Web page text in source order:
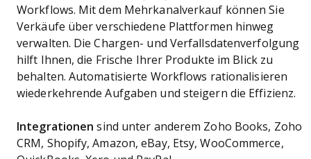
Workflows. Mit dem Mehrkanalverkauf können Sie
Verkäufe über verschiedene Plattformen hinweg
verwalten. Die Chargen- und Verfallsdatenverfolgung
hilft Ihnen, die Frische Ihrer Produkte im Blick zu
behalten. Automatisierte Workflows rationalisieren
wiederkehrende Aufgaben und steigern die Effizienz.
Integrationen sind unter anderem Zoho Books, Zoho
CRM, Shopify, Amazon, eBay, Etsy, WooCommerce,